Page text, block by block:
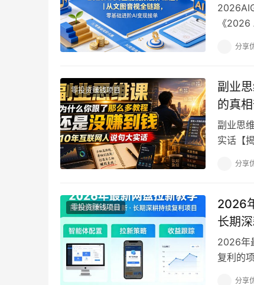
《
分享
零投资赚钱项目
副业
的真
副业思
实话【
分享
零投资赚钱项目
2026
长期
2026年
复利的
分享